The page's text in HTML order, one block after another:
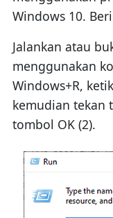
Windows 10.
Jalankan atau
menggunakan
Windows+R, ketik
kemudian tekan
tombol OK (2).